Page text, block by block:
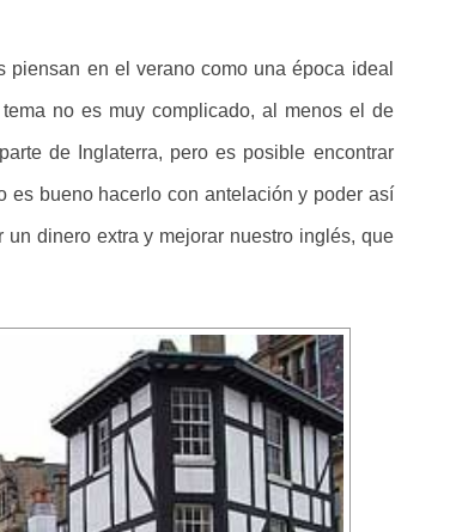
piensan en el verano como una época ideal
no es muy complicado, al menos el de
de Inglaterra, pero es posible encontrar
es bueno hacerlo con antelación y poder así
dinero extra y mejorar nuestro inglés, que